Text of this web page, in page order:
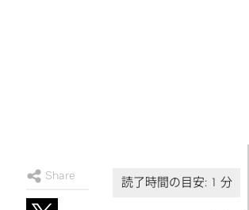
Share